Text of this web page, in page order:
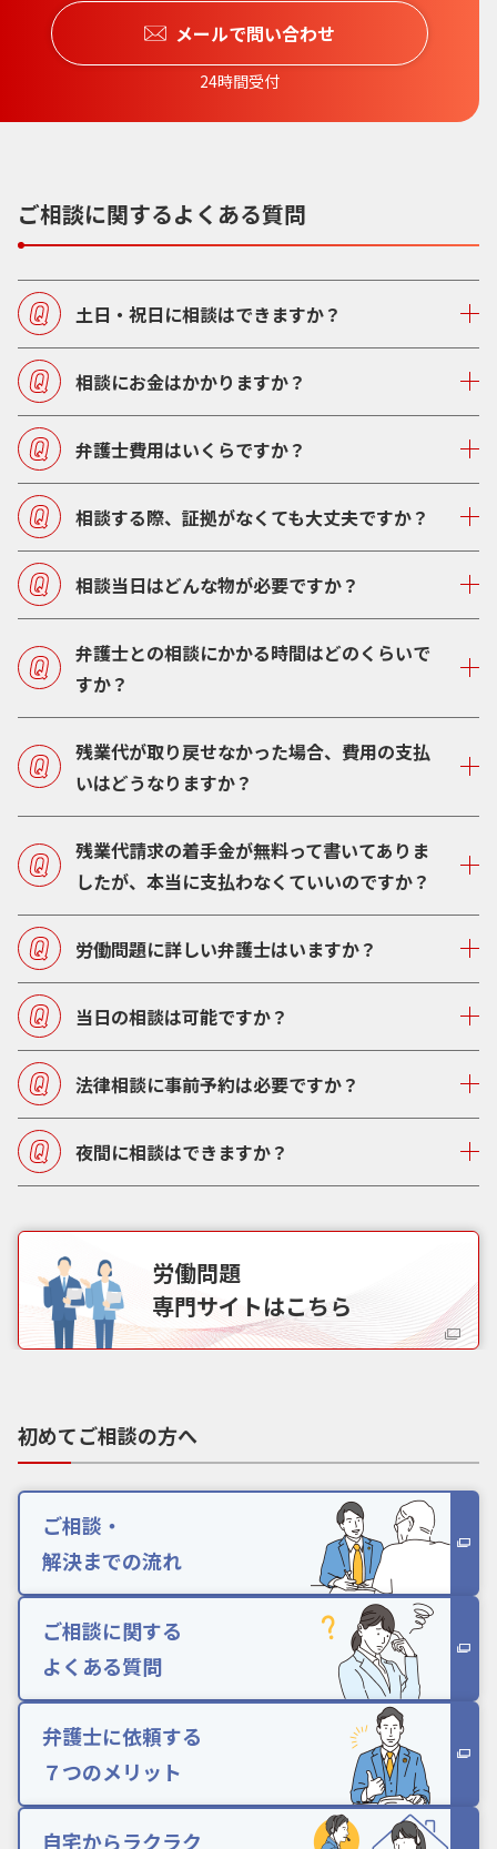
メールで問い合わせ
24時間受付
ご相談に関するよくある質問
土日・祝日に相談はできますか？
相談にお金はかかりますか？
弁護士費用はいくらですか？
相談する際、証拠がなくても大丈夫ですか？
相談当日はどんな物が必要ですか？
弁護士との相談にかかる時間はどのくらいで
すか？
残業代が取り戻せなかった場合、費用の支払
いはどうなりますか？
残業代請求の着手金が無料って書いてありま
したが、本当に支払わなくていいのですか？
労働問題に詳しい弁護士はいますか？
当日の相談は可能ですか？
法律相談に事前予約は必要ですか？
夜間に相談はできますか？
労働問題
専門サイトはこちら
初めてご相談の方へ
ご相談・
解決までの流れ
ご相談に関する
よくある質問
弁護士に依頼する
７つのメリット
自宅からラクラク